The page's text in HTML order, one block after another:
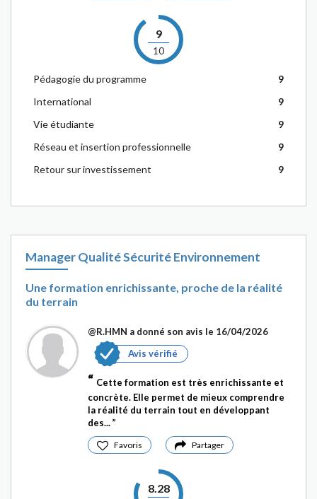
9
10
Pédagogie du programme
9
International
9
Vie étudiante
9
Réseau et insertion professionnelle
9
Retour sur investissement
9
Manager Qualité Sécurité Environnement
Une formation enrichissante, proche de la réalité
du terrain
@R.HMN a donné son avis le 16/04/2026
Avis vérifié
Cette formation est très enrichissante et
concrète. Elle permet de mieux comprendre
la réalité du terrain tout en développant
des...
Favoris Partager
8.28